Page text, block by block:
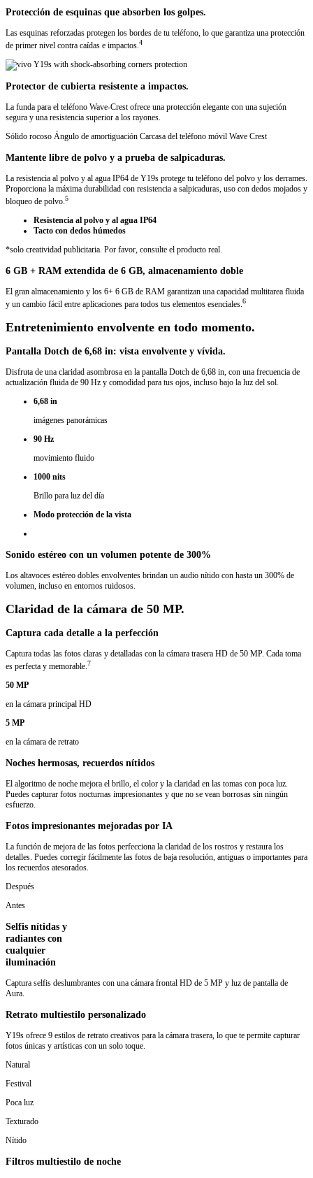
Protección de esquinas que absorben los golpes.
Las esquinas reforzadas protegen los bordes de tu teléfono, lo que garantiza una protección
de primer nivel contra caídas e impactos. 4
Protector de cubierta resistente a impactos.
La funda para el teléfono Wave-Crest ofrece una protección elegante con una sujeción
segura y una resistencia superior a los rayones.
Sólido rocoso Ángulo de amortiguación Carcasa del teléfono móvil Wave Crest
Mantente libre de polvo y a prueba de salpicaduras.
La resistencia al polvo y al agua IP64 de Y19s protege tu teléfono del polvo y los derrames.
Proporciona la máxima durabilidad con resistencia a salpicaduras, uso con dedos mojados y
bloqueo de polvo. 5
Resistencia al polvo y al agua IP64
Tacto con dedos húmedos
*solo creatividad publicitaria. Por favor, consulte el producto real.
6 GB + RAM extendida de 6 GB, almacenamiento doble
El gran almacenamiento y los 6+ 6 GB de RAM garantizan una capacidad multitarea fluida
y un cambio fácil entre aplicaciones para todos tus elementos esenciales. 6
Entretenimiento envolvente en todo momento.
Pantalla Dotch de 6,68 in: vista envolvente y vívida.
Disfruta de una claridad asombrosa en la pantalla Dotch de 6,68 in, con una frecuencia de
actualización fluida de 90 Hz y comodidad para tus ojos, incluso bajo la luz del sol.
6,68 in
imágenes panorámicas
90 Hz
movimiento fluido
1000 nits
Brillo para luz del día
Modo protección de la vista
Sonido estéreo con un volumen potente de 300%
Los altavoces estéreo dobles envolventes brindan un audio nítido con hasta un 300% de
volumen, incluso en entornos ruidosos.
Claridad de la cámara de 50 MP.
Captura cada detalle a la perfección
Captura todas las fotos claras y detalladas con la cámara trasera HD de 50 MP. Cada toma
es perfecta y memorable. 7
50 MP
en la cámara principal HD
5 MP
en la cámara de retrato
Noches hermosas, recuerdos nítidos
El algoritmo de noche mejora el brillo, el color y la claridad en las tomas con poca luz.
Puedes capturar fotos nocturnas impresionantes y que no se vean borrosas sin ningún
esfuerzo.
Fotos impresionantes mejoradas por IA
La función de mejora de las fotos perfecciona la claridad de los rostros y restaura los
detalles. Puedes corregir fácilmente las fotos de baja resolución, antiguas o importantes para
los recuerdos atesorados.
Después
Antes
Selfis nítidas y
radiantes con
cualquier
iluminación
Captura selfis deslumbrantes con una cámara frontal HD de 5 MP y luz de pantalla de
Aura.
Retrato multiestilo personalizado
Y19s ofrece 9 estilos de retrato creativos para la cámara trasera, lo que te permite capturar
fotos únicas y artísticas con un solo toque.
Natural
Festival
Poca luz
Texturado
Nítido
Filtros multiestilo de noche